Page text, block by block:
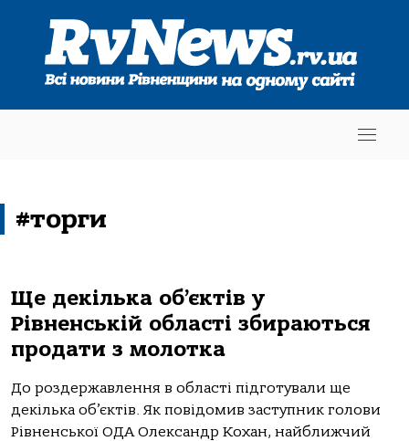
#торги
Ще декілька об’єктів у
Рівненській області збираються
продати з молотка
До роздержавлення в області підготували ще
декілька об’єктів. Як повідомив заступник голови
Рівненської ОДА Олександр Кохан, найближчий